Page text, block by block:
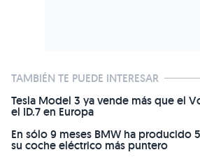
TAMBIÉN TE PUEDE INTERESAR
Tesla Model 3 ya vende más que el
el ID.7 en Europa
En sólo 9 meses BMW ha producido
su coche eléctrico más puntero